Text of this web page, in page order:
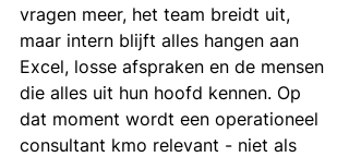
vragen meer, het team breidt uit,
maar intern blijft alles hangen aan
Excel, losse afspraken en de mensen
die alles uit hun hoofd kennen. Op
dat moment wordt een operationeel
consultant kmo relevant - niet als